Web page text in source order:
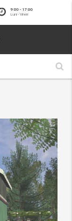
9:00 - 17:00
Luni - Vineri